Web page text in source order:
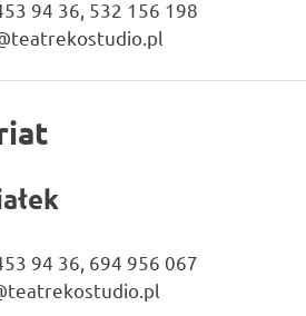
94 36, 532 156 198
94 36, 694 956 067